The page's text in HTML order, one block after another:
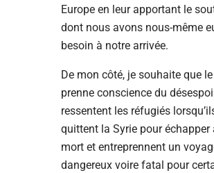
Europe en leur apportant le
dont nous avons nous-même
besoin à notre arrivée.
De mon côté, je souhaite que
prenne conscience du
ressentent les réfugiés
quittent la Syrie pour échapper
mort et entreprennent un
dangereux voire fatal pour